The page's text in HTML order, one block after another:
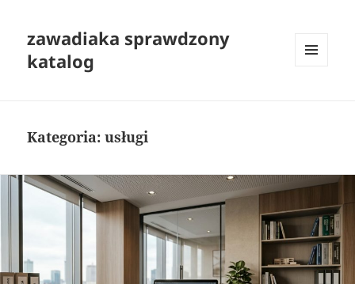
zawadiaka sprawdzony
katalog
Kategoria:usługi